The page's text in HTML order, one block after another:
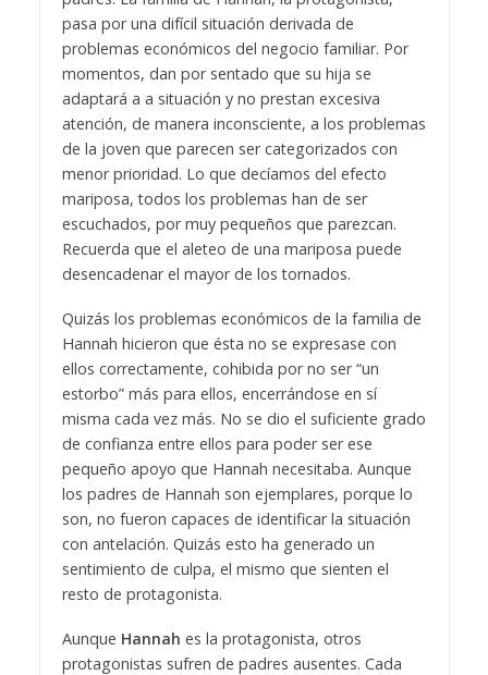
pasa por una difícil situación derivada de
problemas económicos del negocio familiar. Por
momentos, dan por sentado que su hija se
adaptará a a situación y no prestan excesiva
atención, de manera inconsciente, a los problemas
de la joven que parecen ser categorizados con
menor prioridad. Lo que decíamos del efecto
mariposa, todos los problemas han de ser
escuchados, por muy pequeños que parezcan.
Recuerda que el aleteo de una mariposa puede
desencadenar el mayor de los tornados.
Quizás los problemas económicos de la familia de
Hannah hicieron que ésta no se expresase con
ellos correctamente, cohibida por no ser “un
estorbo” más para ellos, encerrándose en sí
misma cada vez más. No se dio el suficiente grado
de confianza entre ellos para poder ser ese
pequeño apoyo que Hannah necesitaba. Aunque
los padres de Hannah son ejemplares, porque lo
son, no fueron capaces de identificar la situación
con antelación. Quizás esto ha generado un
sentimiento de culpa, el mismo que sienten el
resto de protagonista.
Aunque Hannah es la protagonista, otros
protagonistas sufren de padres ausentes. Cada